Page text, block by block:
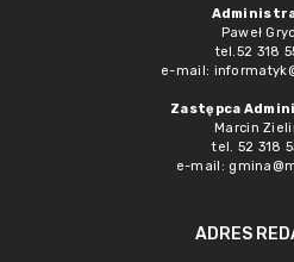
Paweł
tel.52 318
e-mail:
Zastępca
Marcin
tel. 52 318
e-mail:
ADRES